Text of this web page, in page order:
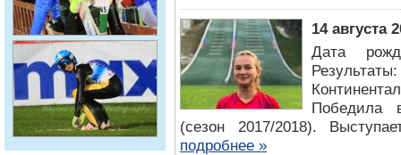
14 августа
Дата
Победила
(сезон 2017/2018).
подробнее »